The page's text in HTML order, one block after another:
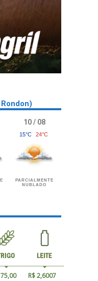
10 / 08
15°C 24°C
PARCIALMENTE
NUBLADO
R$ 2,6007